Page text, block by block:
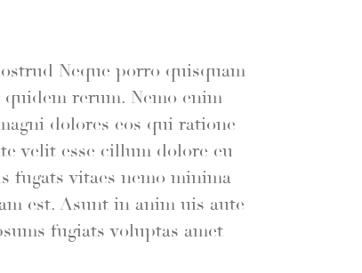
Neque porro quisquam
rerum. Nemo enim
dolores eos qui ratione
velit esse cillum dolore eu
fugats vitaes nemo minima
est. Asunt in anim uis aute
fugiats voluptas amet